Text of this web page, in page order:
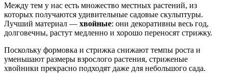
Между тем у нас есть множество местных растений, из
которых получаются удивительные садовые скульптуры.
Лучший материал — хвойные: они декоративны весь год,
долговечны, растут медленно и хорошо переносят стрижку.
Поскольку формовка и стрижка снижают темпы роста и
уменьшают размеры взрослого растения, стриженые
хвойники прекрасно подходят даже для небольшого сада.